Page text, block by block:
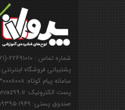
شماره تماس : ۲۲۶۹۱۰۱۰-(۰۲۱)
پشتیبانی فروشگاه اینترنتی: ۰۹۱۲۸۵۰۱۱۲۵
سامانه پیام کوتاه: ۳۰۰۰۸۰۰۸
پست الکترونیک: info@parvaz99.ir
صندوق پستی: ۱۹۴۹-۱۹۳۹۵